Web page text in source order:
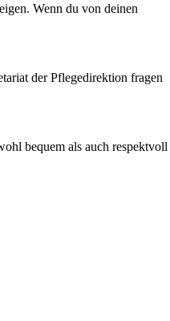
Wenn du von deinen
der Pflegedirektion fragen
bequem als auch respektvoll